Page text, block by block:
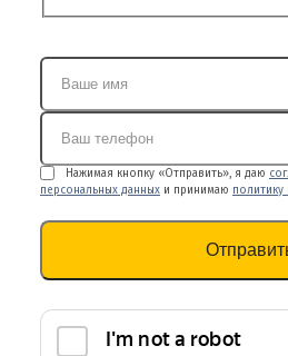
Нажимая кнопку «Отправить», я даю
персональных данных и принимаю